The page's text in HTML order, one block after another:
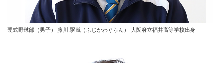
硬式野球部（男子） 藤川 駆嵐（ふじかわぐらん） 大阪府立福井高等学校出身